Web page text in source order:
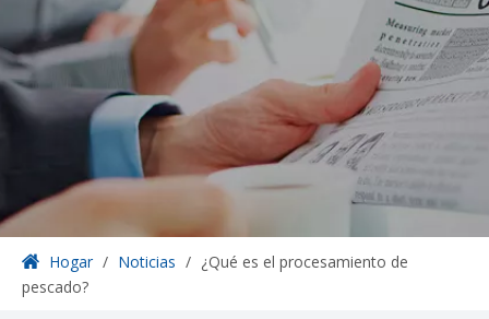
Hogar / Noticias / ¿Qué es el procesamiento de
pescado?